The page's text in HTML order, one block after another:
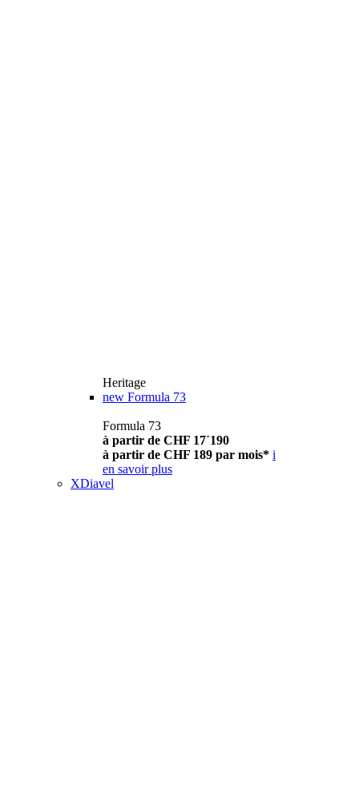
Heritage
new Formula 73
Formula 73
à partir de CHF 17´190
à partir de CHF 189 par mois* i
en savoir plus
XDiavel